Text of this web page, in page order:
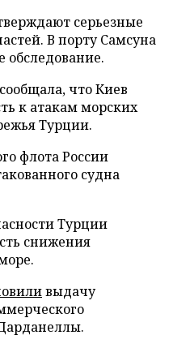
серьезные
В порту Самсуна
обследование.
что Киев
к атакам морских
Турции.
флота России
судна
Турции
снижения
выдачу